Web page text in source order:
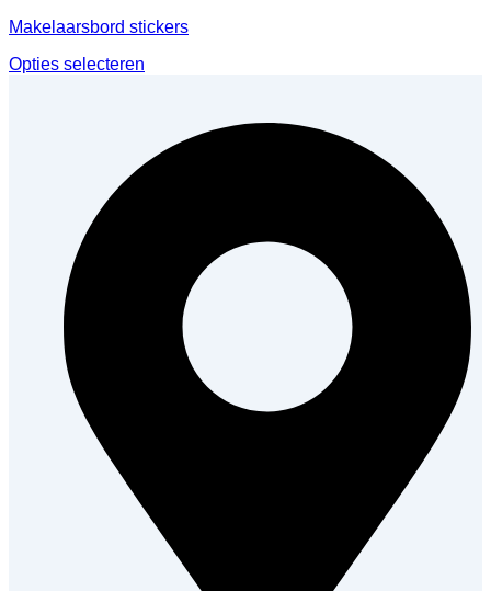
Makelaarsbord stickers
Opties selecteren